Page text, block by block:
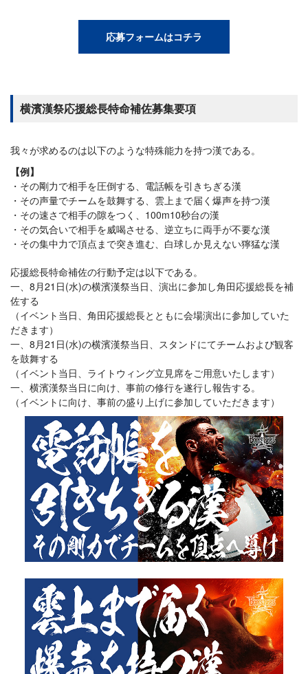
応募フォームはコチラ
横濱漢祭応援総長特命補佐募集要項
我々が求めるのは以下のような特殊能力を持つ漢である。
【例】
その剛力で相手を圧倒する、電話帳を引きちぎる漢
その声量でチームを鼓舞する、雲上まで届く爆声を持つ漢
その速さで相手の隙をつく、100m10秒台の漢
その気合いで相手を威喝させる、逆立ちに両手が不要な漢
その集中力で頂点まで突き進む、白球しか見えない獰猛な漢
応援総長特命補佐の行動予定は以下である。
一、8月21日(水)の横濱漢祭当日、演出に参加し角田応援総長を補
佐する
（イベント当日、角田応援総長とともに会場演出に参加していた
だきます）
一、8月21日(水)の横濱漢祭当日、スタンドにてチームおよび観客
を鼓舞する
（イベント当日、ライトウィング立見席をご用意いたします）
一、横濱漢祭当日に向け、事前の修行を遂行し報告する。
（イベントに向け、事前の盛り上げに参加していただきます）